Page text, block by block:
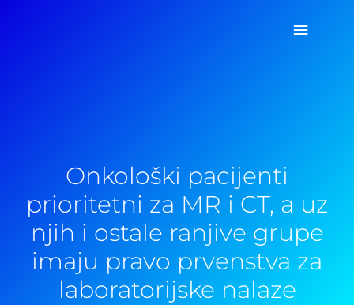
Glavni
Onkološki pacijenti
prioritetni za MR i CT, a uz
njih i ostale ranjive grupe
imaju pravo prvenstva za
laboratorijske nalaze